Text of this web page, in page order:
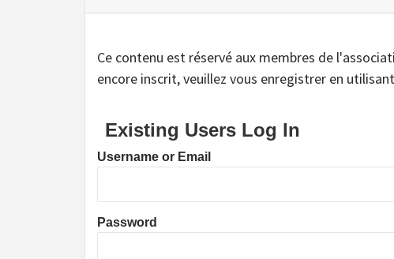
Ce contenu est réservé aux membres de
encore inscrit, veuillez vous enregistrer en
Existing Users Log In
Username or Email
Password